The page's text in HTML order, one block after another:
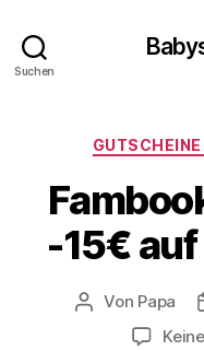
Suchen
-15€
Beitragsautor
Von Papa